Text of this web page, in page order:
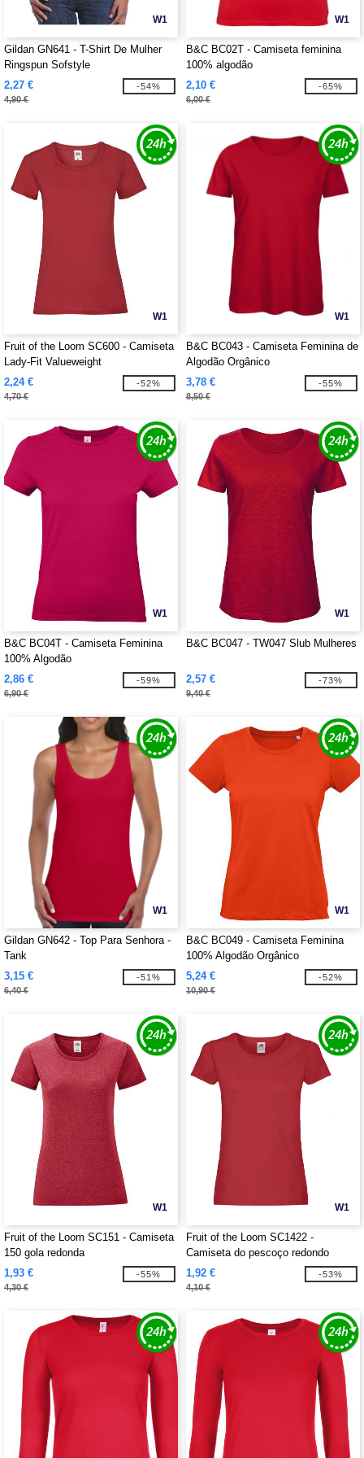
W1
Gildan GN641 - T-Shirt De Mulher
Ringspun Sofstyle
2,27 €
4,90 €
-54%
W1
B&C BC02T - Camiseta feminina
100% algodão
2,10 €
6,00 €
-65%
W1
Fruit of the Loom SC600 - Camiseta
Lady-Fit Valueweight
2,24 €
4,70 €
-52%
W1
B&C BC043 - Camiseta Feminina de
Algodão Orgânico
3,78 €
8,50 €
-55%
W1
B&C BC04T - Camiseta Feminina
100% Algodão
2,86 €
6,90 €
-59%
W1
B&C BC047 - TW047 Slub Mulheres
2,57 €
9,40 €
-73%
W1
Gildan GN642 - Top Para Senhora -
Tank
3,15 €
6,40 €
-51%
W1
B&C BC049 - Camiseta Feminina
100% Algodão Orgânico
5,24 €
10,90 €
-52%
W1
Fruit of the Loom SC151 - Camiseta
150 gola redonda
1,93 €
4,30 €
-55%
W1
Fruit of the Loom SC1422 -
Camiseta do pescoço redondo
feminino
1,92 €
4,10 €
-53%